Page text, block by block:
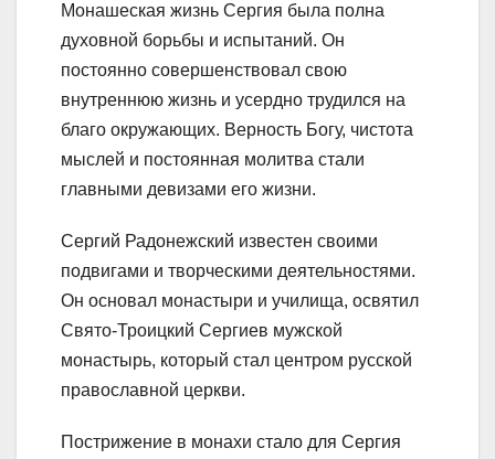
Монашеская жизнь Сергия была полна
духовной борьбы и испытаний. Он
постоянно совершенствовал свою
внутреннюю жизнь и усердно трудился на
благо окружающих. Верность Богу, чистота
мыслей и постоянная молитва стали
главными девизами его жизни.
Сергий Радонежский известен своими
подвигами и творческими деятельностями.
Он основал монастыри и училища, освятил
Свято-Троицкий Сергиев мужской
монастырь, который стал центром русской
православной церкви.
Пострижение в монахи стало для Сергия